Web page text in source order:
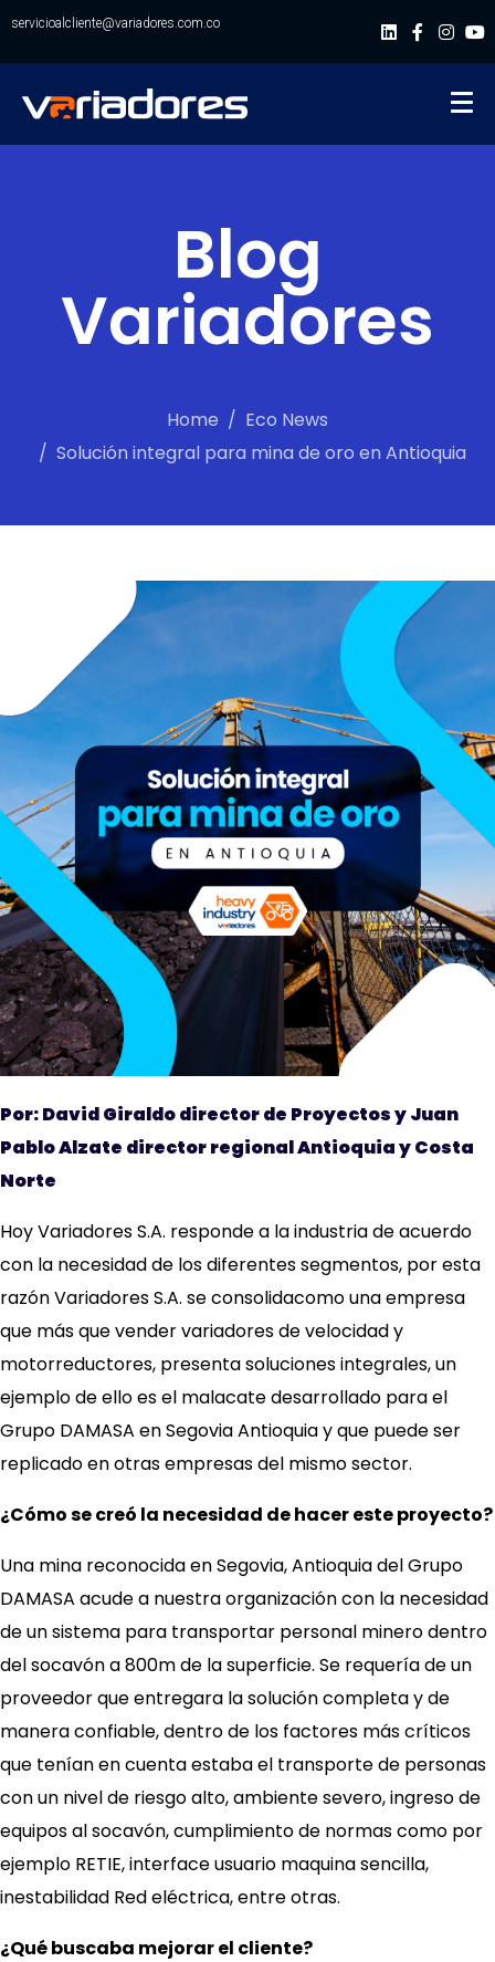
servicioalcliente@variadores.com.co
Blog
Variadores
Home
Eco News
Solución integral para mina de oro en Antioquia
Por: David Giraldo director de Proyectos y Juan
Pablo Alzate director regional Antioquia y Costa
Norte
Hoy Variadores S.A. responde a la industria de acuerdo
con la necesidad de los diferentes segmentos, por esta
razón Variadores S.A. se consolidacomo una empresa
que más que vender variadores de velocidad y
motorreductores, presenta soluciones integrales, un
ejemplo de ello es el malacate desarrollado para el
Grupo DAMASA en Segovia Antioquia y que puede ser
replicado en otras empresas del mismo sector.
¿Cómo se creó la necesidad de hacer este proyecto?
Una mina reconocida en Segovia, Antioquia del Grupo
DAMASA acude a nuestra organización con la necesidad
de un sistema para transportar personal minero dentro
del socavón a 800m de la superficie. Se requería de un
proveedor que entregara la solución completa y de
manera confiable, dentro de los factores más críticos
que tenían en cuenta estaba el transporte de personas
con un nivel de riesgo alto, ambiente severo, ingreso de
equipos al socavón, cumplimiento de normas como por
ejemplo RETIE, interface usuario maquina sencilla,
inestabilidad Red eléctrica, entre otras.
¿Qué buscaba mejorar el cliente?